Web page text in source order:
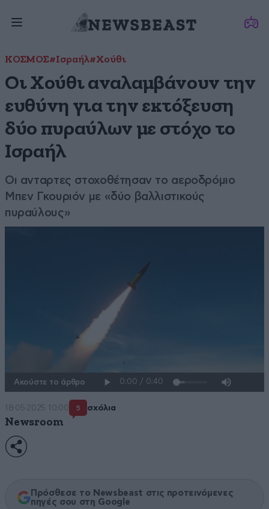
ΚΟΣΜΟΣ#Ισραήλ#Χούθι
Οι Χούθι αναλαμβάνουν την
ευθύνη για την εκτόξευση
δύο πυραύλων με στόχο το
Ισραήλ
Οι ανταρτες στοχοθέτησαν το αεροδρόμιο
Μπεν Γκουριόν με «δύο βαλλιστικούς
πυραύλους»
Ακούστε το άρθρο
18·05·2025 10:00 5 σχόλια
Newsroom
Πρόσθεσε το Newsbeast στις προτεινόμενες
πηγές σου στη Google